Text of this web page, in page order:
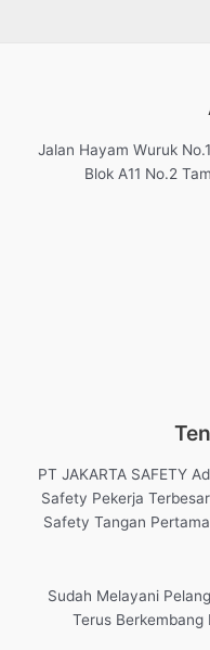
Jalan Hayam Wuruk
Blok A11 No.2
PT JAKARTA SAFETY
Safety Pekerja
Safety Tangan
Sudah Melayani
Terus Berkembang